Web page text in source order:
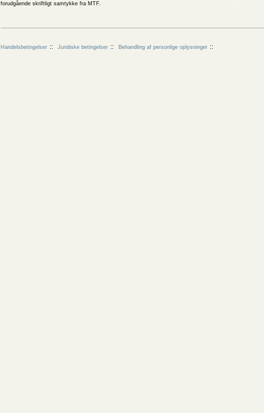
forudgående skriftligt samtykke fra MTF.
Handelsbetingelser Juridiske betingelser Behandling af personlige oplysninger